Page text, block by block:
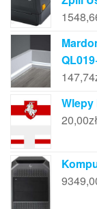
147,74
Wlepy
20,00zł